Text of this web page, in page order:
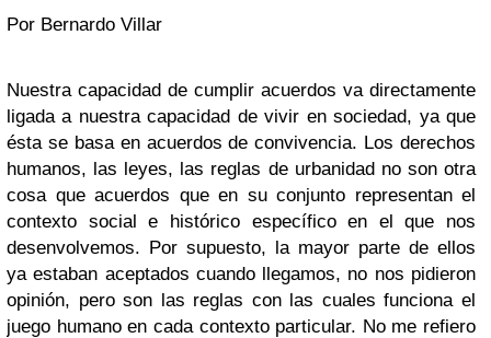
Por Bernardo Villar
Nuestra capacidad de cumplir acuerdos va directamente
ligada a nuestra capacidad de vivir en sociedad, ya que
ésta se basa en acuerdos de convivencia. Los derechos
humanos, las leyes, las reglas de urbanidad no son otra
cosa que acuerdos que en su conjunto representan el
contexto social e histórico específico en el que nos
desenvolvemos. Por supuesto, la mayor parte de ellos
ya estaban aceptados cuando llegamos, no nos pidieron
opinión, pero son las reglas con las cuales funciona el
juego humano en cada contexto particular. No me refiero